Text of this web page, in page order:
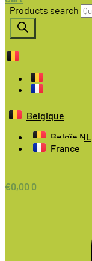
Products search
Belgique
Belgïe NL
France
€0,00 0